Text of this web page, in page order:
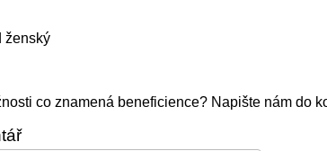
ženský
co znamená beneficience? Napište nám do